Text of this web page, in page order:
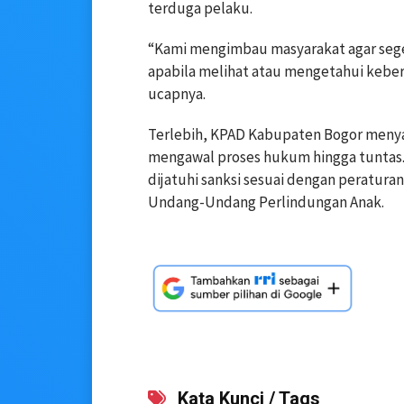
terduga pelaku.
“Kami mengimbau masyarakat agar
apabila melihat atau mengetahui
ucapnya.
Terlebih, KPAD Kabupaten Bogor
mengawal proses hukum hingga
dijatuhi sanksi sesuai dengan
Undang-Undang Perlindungan Anak.
Kata Kunci / Tags